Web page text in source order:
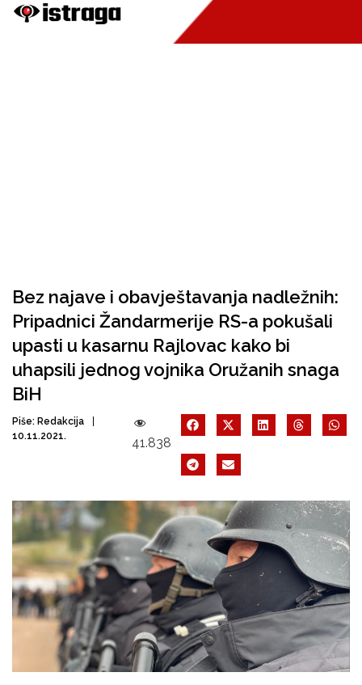
Bez najave i obavještavanja nadležnih:
Pripadnici Žandarmerije RS-a pokušali
upasti u kasarnu Rajlovac kako bi
uhapsili jednog vojnika Oružanih snaga
BiH
Piše: Redakcija
10.11.2021.
41.838